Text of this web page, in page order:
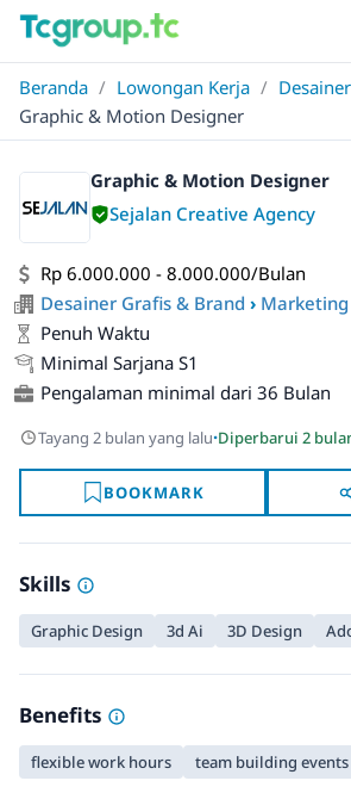
Beranda / Lowongan Kerja /
Graphic & Motion Designer
Graphic & Motion Designer
Sejalan Creative Agency
Rp 6.000.000 - 8.000.000/Bulan
Desainer Grafis & Brand ›
Penuh Waktu
Minimal Sarjana S1
Pengalaman minimal dari 36 Bulan
Tayang 2 bulan yang lalu·Diperbarui 2
BOOKMARK
Skills
Graphic Design 3d Ai 3D Design
Benefits
flexible work hours team building events